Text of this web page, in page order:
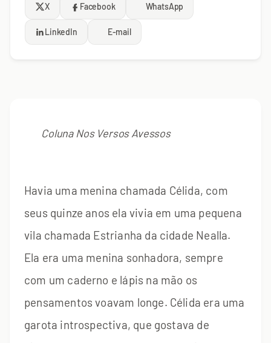
X Facebook WhatsApp
LinkedIn E-mail
Coluna Nos Versos Avessos
Havia uma menina chamada Célida, com
seus quinze anos ela vivia em uma pequena
vila chamada Estrianha da cidade Nealla.
Ela era uma menina sonhadora, sempre
com um caderno e lápis na mão os
pensamentos voavam longe. Célida era uma
garota introspectiva, que gostava de